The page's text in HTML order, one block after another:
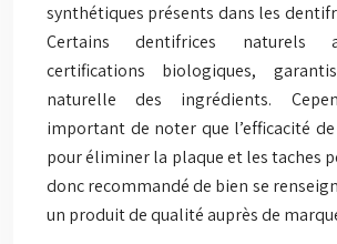
synthétiques présents dans les
Certains dentifrices naturels
certifications biologiques,
naturelle des ingrédients.
important de noter que l’efficacité
pour éliminer la plaque et les taches
donc recommandé de bien se
un produit de qualité auprès de